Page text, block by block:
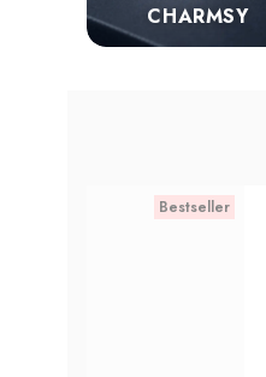
CHARMSY
Bestseller